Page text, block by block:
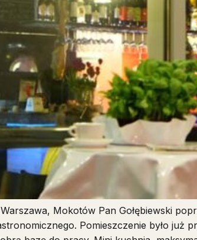
Mokotów Pan Gołębiewski
Pomieszczenie było już